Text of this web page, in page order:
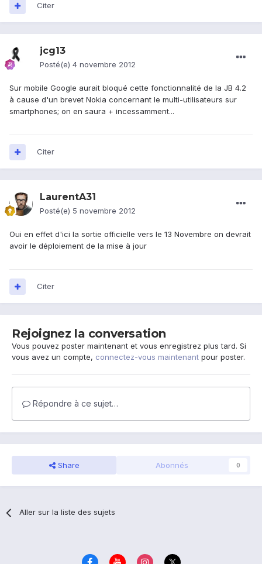
Citer
jcg13
Posté(e) 4 novembre 2012
Sur mobile Google aurait bloqué cette fonctionnalité de la JB 4.2
à cause d'un brevet Nokia concernant le multi-utilisateurs sur
smartphones; on en saura + incessamment...
Citer
LaurentA31
Posté(e) 5 novembre 2012
Oui en effet d'ici la sortie officielle vers le 13 Novembre on devrait
avoir le déploiement de la mise à jour
Citer
Rejoignez la conversation
Vous pouvez poster maintenant et vous enregistrez plus tard. Si
vous avez un compte, connectez-vous maintenant pour poster.
Répondre à ce sujet…
Share Abonnés 0
Aller sur la liste des sujets